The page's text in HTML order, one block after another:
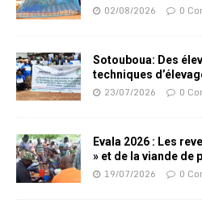
02/08/2026 0
Sotouboua: Des
techniques
23/07/2026 0
Evala 2026 : Les
» et de la viande de
19/07/2026 0